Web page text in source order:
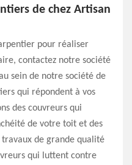
de chez Artisan
pour réaliser
contactez notre société
sein de notre société de
qui répondent à vos
des couvreurs qui
de votre toit et des
de grande qualité
qui luttent contre